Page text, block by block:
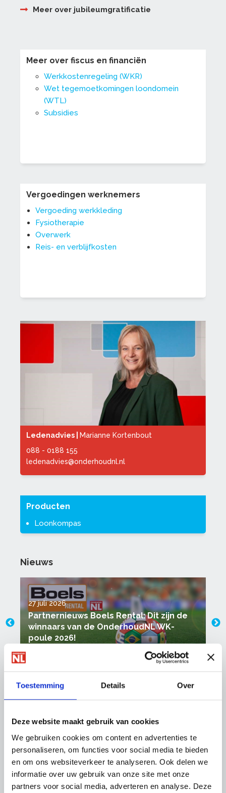
Toestemming Details Over
Deze website maakt gebruik van cookies
We gebruiken cookies om content en advertenties te
personaliseren, om functies voor social media te bieden
en om ons websiteverkeer te analyseren. Ook delen we
informatie over uw gebruik van onze site met onze
partners voor social media, adverteren en analyse. Deze
Meer over jubileumgratificatie
Meer over fiscus en financiën
Werkkostenregeling (WKR)
Wet tegemoetkomingen loondomein
(WTL)
Subsidies
Vergoedingen werknemers
Vergoeding werkkleding
Fysiotherapie
Overwerk
Reis- en verblijfkosten
Ledenadvies |
Marianne Kortenbout
088 - 0188 155
ledenadvies@onderhoudnl.nl
Producten
Loonkompas
Nieuws
27 juli 2026
Partnernieuws Boels Rental: Dit zijn de
winnaars van de OnderhoudNL WK-
poule 2026!